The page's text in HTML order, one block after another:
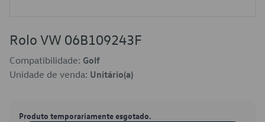
Rolo VW 06B109243F
Compatibilidade: Golf
Unidade de venda: Unitário(a)
Produto temporariamente esgotado.